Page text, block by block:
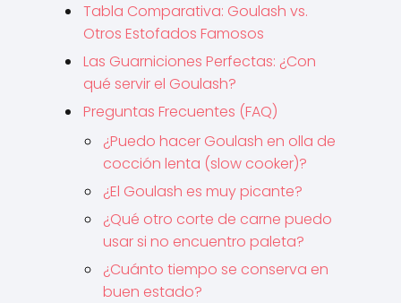
Tabla Comparativa: Goulash vs.
Otros Estofados Famosos
Las Guarniciones Perfectas: ¿Con
qué servir el Goulash?
Preguntas Frecuentes (FAQ)
¿Puedo hacer Goulash en olla de
cocción lenta (slow cooker)?
¿El Goulash es muy picante?
¿Qué otro corte de carne puedo
usar si no encuentro paleta?
¿Cuánto tiempo se conserva en
buen estado?